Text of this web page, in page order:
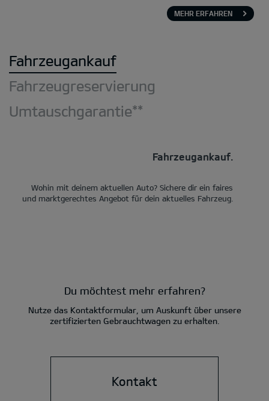
MEHR ERFAHREN
Fahrzeugankauf
Fahrzeugreservierung
Umtauschgarantie**
Fahrzeugankauf.
Wohin mit deinem aktuellen Auto? Sichere dir ein faires
und marktgerechtes Angebot für dein aktuelles Fahrzeug.
Du möchtest mehr erfahren?
Nutze das Kontaktformular, um Auskunft über unsere
zertifizierten Gebrauchtwagen zu erhalten.
Kontakt